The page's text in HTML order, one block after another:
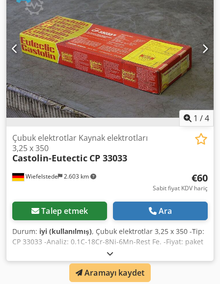
1 /4
Wiefelstede 2.603 km
Çubuk elektrotlar Kaynak elektrotları
3,25 x 350
Castolin-Eutectic CP 33033
€60
Sabit fiyat KDV hariç
Talep etmek Ara
Durum: iyi (kullanılmış), Çubuk elektrotlar 3,25 x 350 -Tip:
CP 33033 -Analiz: 0.1C-18Cr-8Ni-6Mn-Rest Fe. -Fiyat: paket
başına Dsdpfx Anefcvf Uozskr -Sayı: 4 paket mevcuttur -
Paket başına ağırlık: 5,2 kg
Aramayı kaydet